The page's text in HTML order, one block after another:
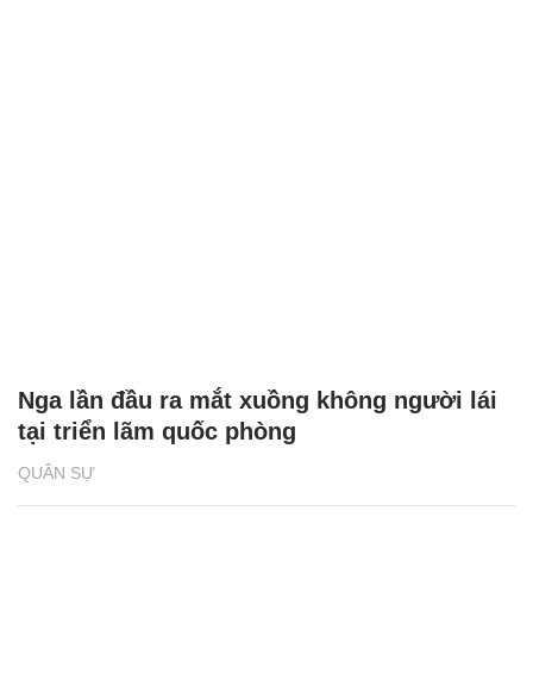
QUÂN SỰ
Nga lần đầu ra mắt xuồng không người lái
tại triển lãm quốc phòng